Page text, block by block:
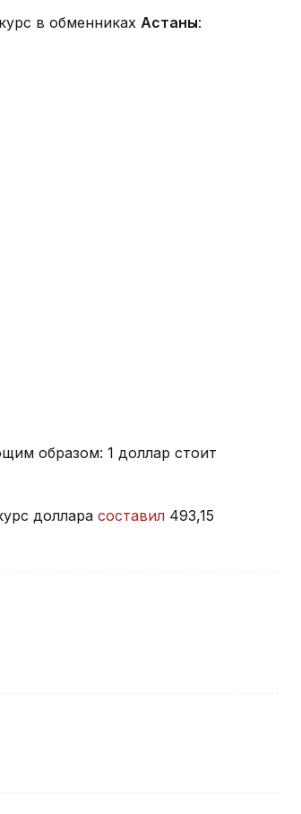
в обменниках Астаны:
образом: 1 доллар стоит
доллара составил 493,15